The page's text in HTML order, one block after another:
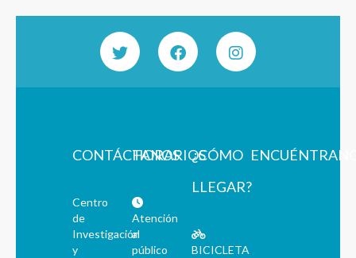
CONTÁCTANOS
Centro
de
Investigación
y
HORARIOS
Atención
al
público
¿CÓMO
LLEGAR?
BICICLETA